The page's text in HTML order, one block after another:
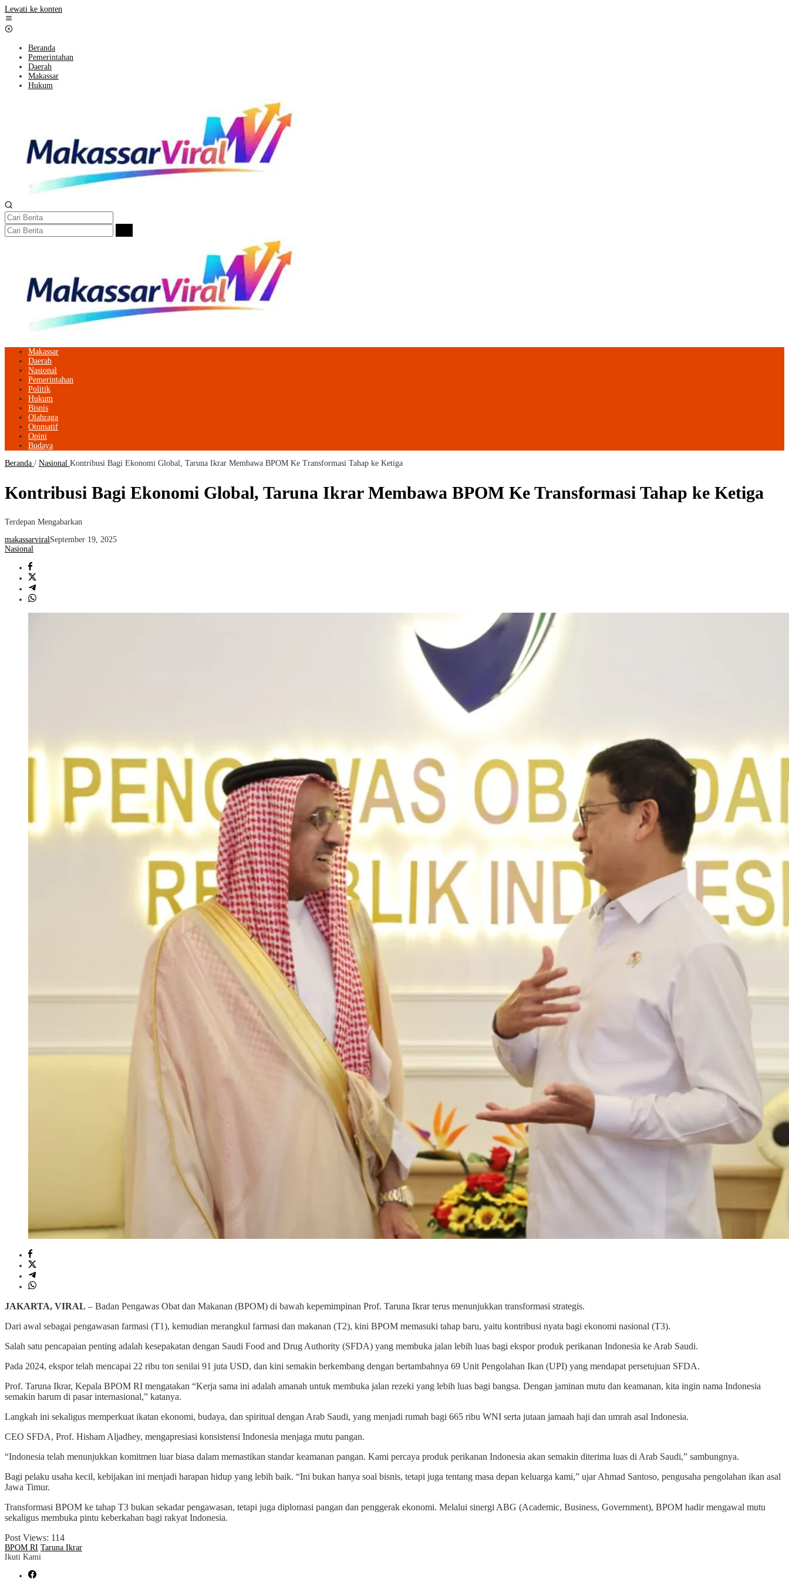
Lewati ke konten
Beranda
Pemerintahan
Daerah
Makassar
Hukum
Makassar
Daerah
Nasional
Pemerintahan
Politik
Hukum
Bisnis
Olahraga
Otomatif
Opini
Budaya
Beranda / Nasional Kontribusi Bagi Ekonomi Global, Taruna Ikrar Membawa BPOM Ke Transformasi Tahap ke Ketiga
Kontribusi Bagi Ekonomi Global, Taruna Ikrar Membawa BPOM Ke Transformasi Tahap ke Ketiga
Terdepan Mengabarkan
makassarviralSeptember 19, 2025
Nasional
JAKARTA, VIRAL – Badan Pengawas Obat dan Makanan (BPOM) di bawah kepemimpinan Prof. Taruna Ikrar terus menunjukkan transformasi strategis.
Dari awal sebagai pengawasan farmasi (T1), kemudian merangkul farmasi dan makanan (T2), kini BPOM memasuki tahap baru, yaitu kontribusi nyata bagi ekonomi nasional (T3).
Salah satu pencapaian penting adalah kesepakatan dengan Saudi Food and Drug Authority (SFDA) yang membuka jalan lebih luas bagi ekspor produk perikanan Indonesia ke Arab Saudi.
Pada 2024, ekspor telah mencapai 22 ribu ton senilai 91 juta USD, dan kini semakin berkembang dengan bertambahnya 69 Unit Pengolahan Ikan (UPI) yang mendapat persetujuan SFDA.
Prof. Taruna Ikrar, Kepala BPOM RI mengatakan “Kerja sama ini adalah amanah untuk membuka jalan rezeki yang lebih luas bagi bangsa. Dengan jaminan mutu dan keamanan, kita ingin nama Indonesia
semakin harum di pasar internasional,” katanya.
Langkah ini sekaligus memperkuat ikatan ekonomi, budaya, dan spiritual dengan Arab Saudi, yang menjadi rumah bagi 665 ribu WNI serta jutaan jamaah haji dan umrah asal Indonesia.
CEO SFDA, Prof. Hisham Aljadhey, mengapresiasi konsistensi Indonesia menjaga mutu pangan.
“Indonesia telah menunjukkan komitmen luar biasa dalam memastikan standar keamanan pangan. Kami percaya produk perikanan Indonesia akan semakin diterima luas di Arab Saudi,” sambungnya.
Bagi pelaku usaha kecil, kebijakan ini menjadi harapan hidup yang lebih baik. “Ini bukan hanya soal bisnis, tetapi juga tentang masa depan keluarga kami,” ujar Ahmad Santoso, pengusaha pengolahan ikan asal
Jawa Timur.
Transformasi BPOM ke tahap T3 bukan sekadar pengawasan, tetapi juga diplomasi pangan dan penggerak ekonomi. Melalui sinergi ABG (Academic, Business, Government), BPOM hadir mengawal mutu
sekaligus membuka pintu keberkahan bagi rakyat Indonesia.
Post Views: 114
BPOM RI Taruna Ikrar
Ikuti Kami